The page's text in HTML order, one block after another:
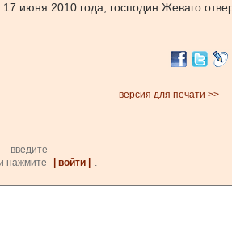
июня 2010 года, господин Жеваго
версия для печати >>
введите
нажмите | войти |
.